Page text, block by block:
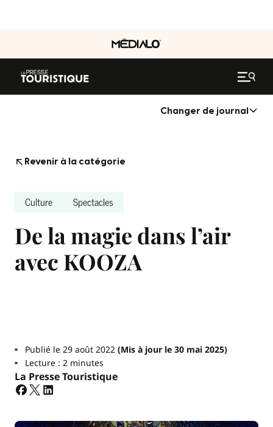
Changer de journal
Revenir à la catégorie
Culture Spectacles
De la magie dans l’air
avec KOOZA
Publié le 29 août 2022(Mis à jour le 30 mai 2025)
Lecture : 2 minutes
La Presse Touristique